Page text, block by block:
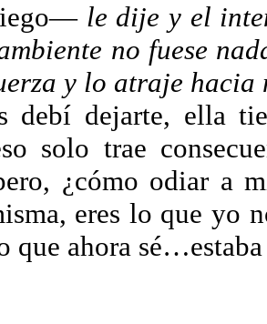
le dije y el
no fuese
y lo atraje
debí dejarte, ella
solo trae
¿cómo odiar a
eres lo que yo
que ahora